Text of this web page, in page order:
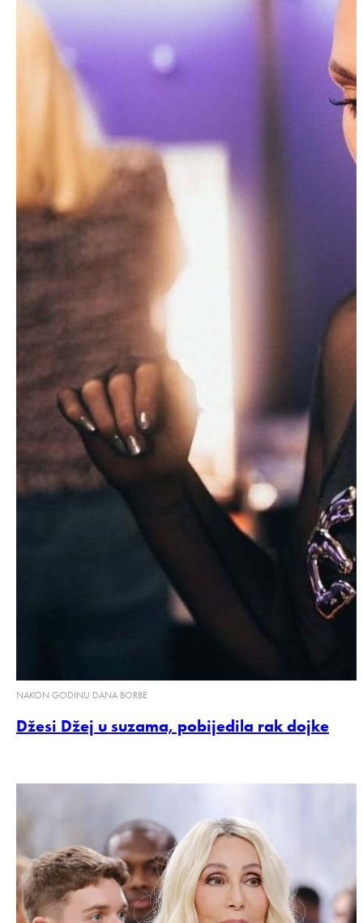
NAKON GODINU DANA BORBE
Džesi Džej u suzama, pobijedila rak dojke